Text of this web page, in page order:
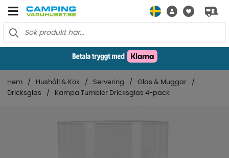
Hem Hushåll & Kök Servering
Glas & Muggar
Dricksglas
Kampa Tumbler Dricksglas 4-pack